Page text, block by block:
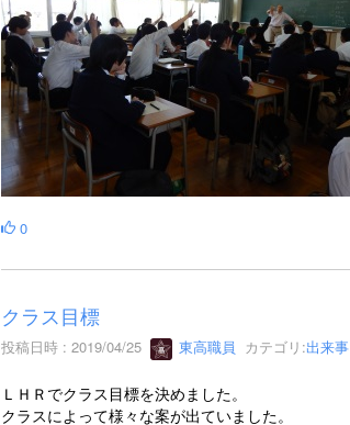
0
クラス目標
投稿日時 : 2019/04/25 東高職員 カテゴリ:出来事
ＬＨＲでクラス目標を決めました。
クラスによって様々な案が出ていました。